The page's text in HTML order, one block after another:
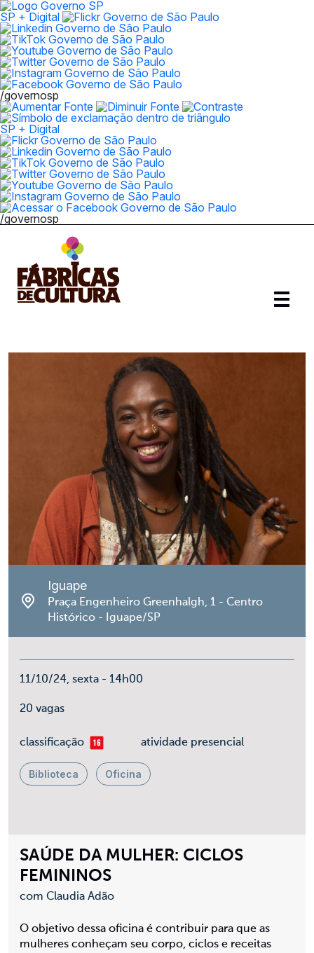
SP + Digital
/governosp
SP + Digital
/governosp
SAÚDE DA MULHER: CICLOS
FEMININOS
com Claudia Adão
O objetivo dessa oficina é contribuir para que as
mulheres conheçam seu corpo, ciclos e receitas
Iguape
Praça Engenheiro Greenhalgh, 1 - Centro
Histórico - Iguape/SP
11/10/24, sexta - 14h00
20 vagas
classificaçãomais 16 atividade presencial
Biblioteca Oficina